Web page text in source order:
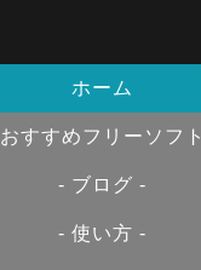
ホーム
おすすめフリーソフト
- ブログ -
- 使い方 -